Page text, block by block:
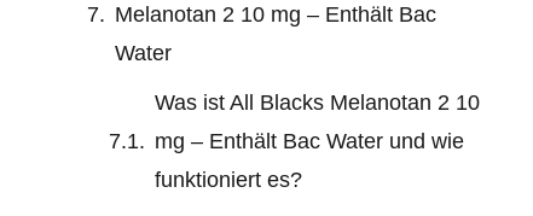
Melanotan 2 10 mg – Enthält Bac
Water
Was ist All Blacks Melanotan 2 10
mg – Enthält Bac Water und wie
funktioniert es?